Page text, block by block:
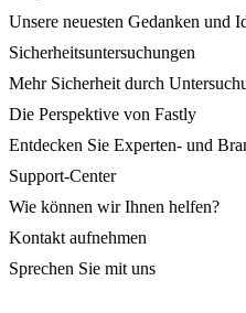
Unsere neuesten Gedanken und
Sicherheitsuntersuchungen
Mehr Sicherheit durch
Die Perspektive von Fastly
Entdecken Sie Experten- und
Support-Center
Wie können wir Ihnen helfen?
Kontakt aufnehmen
Sprechen Sie mit uns